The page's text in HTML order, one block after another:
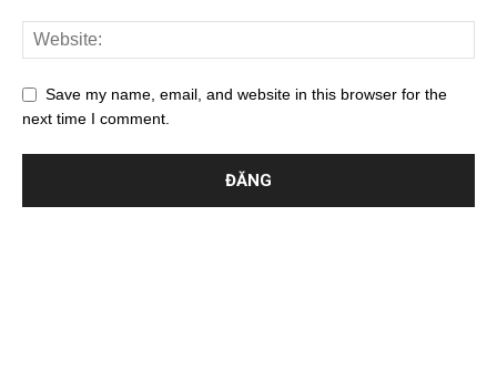
Save my name, email, and website in this browser for the
next time I comment.